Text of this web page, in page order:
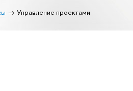
Управление проектами